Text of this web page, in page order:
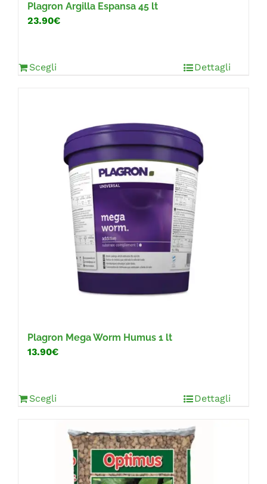
Plagron Argilla Espansa 45 lt
23.90€
Scegli Dettagli
Plagron Mega Worm Humus 1 lt
13.90€
Scegli Dettagli